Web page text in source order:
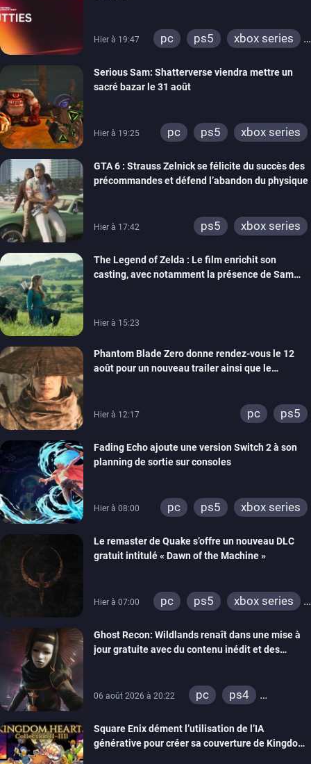
Hier à 19:47 pc ps5
xbox series
xbox one
switch 2
Serious Sam: Shatterverse viendra mettre un
sacré bazar le 31 août
Hier à 19:25 pc ps5 xbox series
GTA 6 : Strauss Zelnick se félicite du succès des
précommandes et défend l’abandon du physique
Hier à 17:42 ps5 xbox series
The Legend of Zelda : Le film enrichit son
casting, avec notamment la présence de Sam
Hier à 15:23
Phantom Blade Zero donne rendez-vous le 12
août pour un nouveau trailer ainsi que le
Hier à 12:17 pc ps5
Fading Echo ajoute une version Switch 2 à son
planning de sortie sur consoles
Hier à 08:00 pc ps5 xbox series
Le remaster de Quake s’offre un nouveau DLC
gratuit intitulé « Dawn of the Machine »
Hier à 07:00 pc ps5
xbox series
xbox one
nintendo 64
Ghost Recon: Wildlands renaît dans une mise à
jour gratuite avec du contenu inédit et des
06 août 2026 à 20:22 pc
ps4
Square Enix dément l’utilisation de l’IA
générative pour créer sa couverture de Kingdom